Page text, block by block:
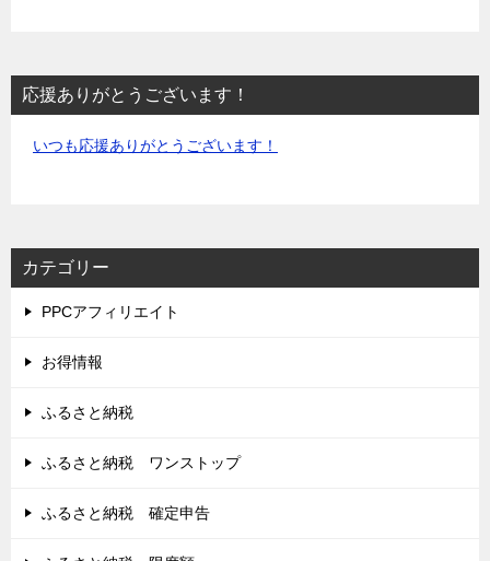
応援ありがとうございます！
いつも応援ありがとうございます！
カテゴリー
PPCアフィリエイト
お得情報
ふるさと納税
ふるさと納税 ワンストップ
ふるさと納税 確定申告